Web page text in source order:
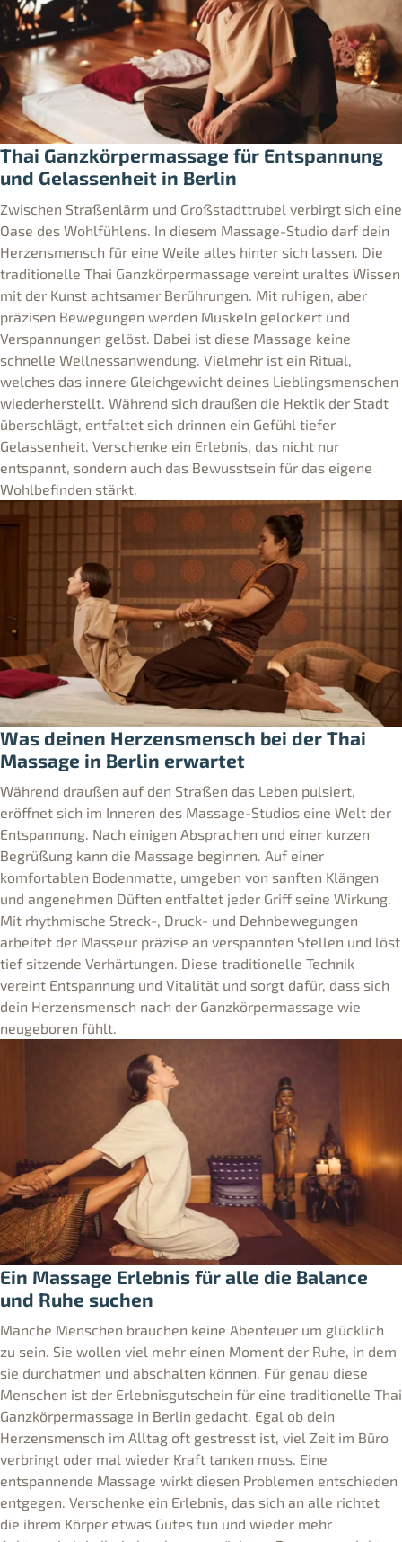
Thai Ganzkörpermassage für Entspannung
und Gelassenheit in Berlin
Zwischen Straßenlärm und Großstadttrubel verbirgt sich eine
Oase des Wohlfühlens. In diesem Massage-Studio darf dein
Herzensmensch für eine Weile alles hinter sich lassen. Die
traditionelle Thai Ganzkörpermassage vereint uraltes Wissen
mit der Kunst achtsamer Berührungen. Mit ruhigen, aber
präzisen Bewegungen werden Muskeln gelockert und
Verspannungen gelöst. Dabei ist diese Massage keine
schnelle Wellnessanwendung. Vielmehr ist ein Ritual,
welches das innere Gleichgewicht deines Lieblingsmenschen
wiederherstellt. Während sich draußen die Hektik der Stadt
überschlägt, entfaltet sich drinnen ein Gefühl tiefer
Gelassenheit. Verschenke ein Erlebnis, das nicht nur
entspannt, sondern auch das Bewusstsein für das eigene
Wohlbefinden stärkt.
Was deinen Herzensmensch bei der Thai
Massage in Berlin erwartet
Während draußen auf den Straßen das Leben pulsiert,
eröffnet sich im Inneren des Massage-Studios eine Welt der
Entspannung. Nach einigen Absprachen und einer kurzen
Begrüßung kann die Massage beginnen. Auf einer
komfortablen Bodenmatte, umgeben von sanften Klängen
und angenehmen Düften entfaltet jeder Griff seine Wirkung.
Mit rhythmische Streck-, Druck- und Dehnbewegungen
arbeitet der Masseur präzise an verspannten Stellen und löst
tief sitzende Verhärtungen. Diese traditionelle Technik
vereint Entspannung und Vitalität und sorgt dafür, dass sich
dein Herzensmensch nach der Ganzkörpermassage wie
neugeboren fühlt.
Ein Massage Erlebnis für alle die Balance
und Ruhe suchen
Manche Menschen brauchen keine Abenteuer um glücklich
zu sein. Sie wollen viel mehr einen Moment der Ruhe, in dem
sie durchatmen und abschalten können. Für genau diese
Menschen ist der Erlebnisgutschein für eine traditionelle Thai
Ganzkörpermassage in Berlin gedacht. Egal ob dein
Herzensmensch im Alltag oft gestresst ist, viel Zeit im Büro
verbringt oder mal wieder Kraft tanken muss. Eine
entspannende Massage wirkt diesen Problemen entschieden
entgegen. Verschenke ein Erlebnis, das sich an alle richtet
die ihrem Körper etwas Gutes tun und wieder mehr